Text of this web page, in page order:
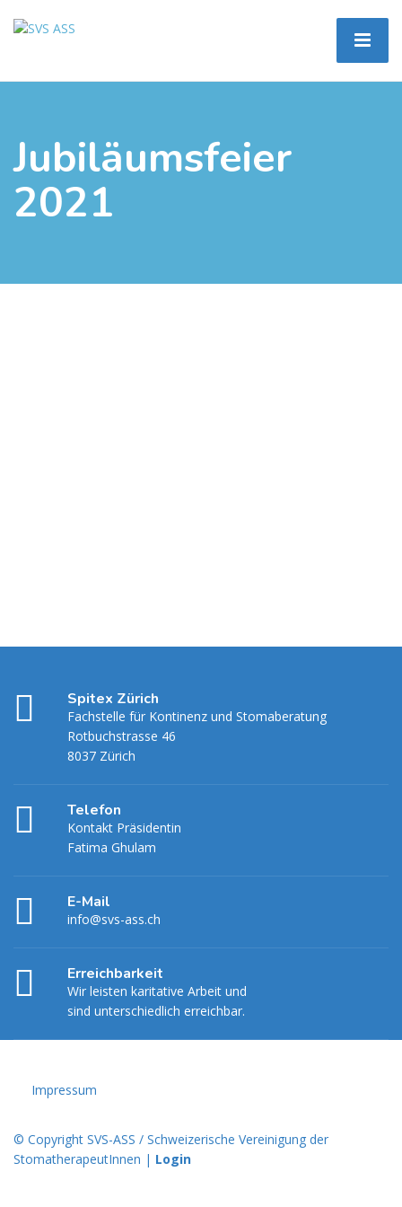
Jubiläumsfeier
2021
Spitex Zürich
Fachstelle für Kontinenz und Stomaberatung
Rotbuchstrasse 46
8037 Zürich
Telefon
Kontakt Präsidentin
Fatima Ghulam
E-Mail
info@svs-ass.ch
Erreichbarkeit
Wir leisten karitative Arbeit und
sind unterschiedlich erreichbar.
Impressum
© Copyright SVS-ASS / Schweizerische Vereinigung der
StomatherapeutInnen | Login